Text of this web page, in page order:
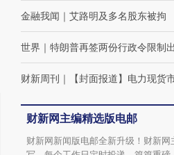
金融我闻 ｜ 艾路明及多名股东被拘
世界 ｜ 特朗普再签两份行政令限制
财新周刊 ｜ 【封面报道】电力现货
财新网主编精选版电邮
财新网新闻版电邮全新升级！财新网